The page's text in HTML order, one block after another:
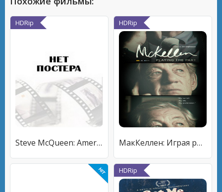
HDRip
Steve McQueen: American Icon
HDRip
МакКеллен: Играя роль
HDRip